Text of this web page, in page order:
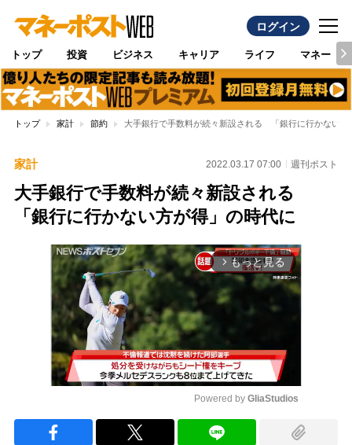
ログイン
トップ 投資 ビジネス キャリア ライフ マネー
トップ 家計 節約 大手銀行で手数料が続々新設される 「銀行に行かない方
家計 2022.03.17 07:00 週刊ポスト
大手銀行で手数料が続々新設される
「銀行に行かない方が得」の時代に
arrow_forward_ios もっと見る
Powered by GliaStudios